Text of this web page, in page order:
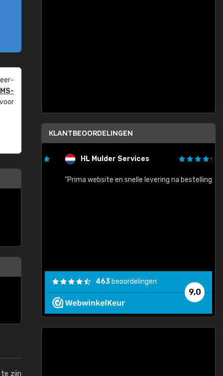
te zijn
KLANTBEOORDELINGEN
HL Mulder Services
"Prima website en snelle levering na bestelling"
9,0
463 beoordelingen